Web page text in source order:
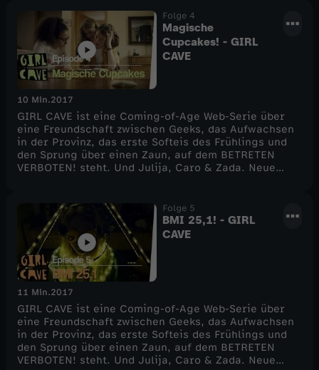
Folge 4
Magische
Cupcakes! - GIRL
CAVE
10 Min.2017
GIRL CAVE ist eine Coming-of-Age Web-Serie über
eine Freundschaft zwischen Geeks, das Aufwachsen
in der Provinz, das erste Softeis des Frühlings und
den Sprung über einen Zaun, auf dem BETRETEN
VERBOTEN! steht. Und Julija, Caro & Zada. Neue
Folge 5
BMI 25,1! - GIRL
CAVE
11 Min.2017
GIRL CAVE ist eine Coming-of-Age Web-Serie über
eine Freundschaft zwischen Geeks, das Aufwachsen
in der Provinz, das erste Softeis des Frühlings und
den Sprung über einen Zaun, auf dem BETRETEN
VERBOTEN! steht. Und Julija, Caro & Zada. Neue